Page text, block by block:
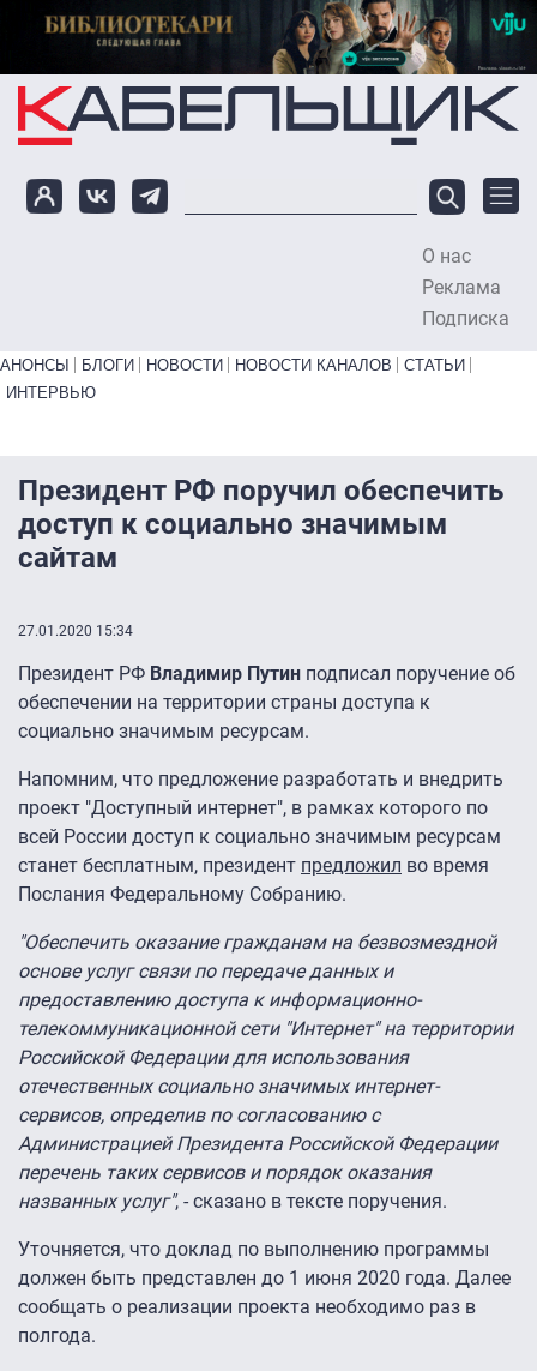
Перейти к основному содержанию
О нас
Реклама
Подписка
Primary links bottom
АНОНСЫ БЛОГИ НОВОСТИ НОВОСТИ КАНАЛОВ
СТАТЬИ
ИНТЕРВЬЮ
Президент РФ поручил обеспечить
доступ к социально значимым
сайтам
27.01.2020 15:34
Президент РФ Владимир Путин подписал поручение об
обеспечении на территории страны доступа к
социально значимым ресурсам.
Напомним, что предложение разработать и внедрить
проект "Доступный интернет", в рамках которого по
всей России доступ к социально значимым ресурсам
станет бесплатным, президент предложил во время
Послания Федеральному Собранию.
"Обеспечить оказание гражданам на безвозмездной
основе услуг связи по передаче данных и
предоставлению доступа к информационно-
телекоммуникационной сети "Интернет" на территории
Российской Федерации для использования
отечественных социально значимых интернет-
сервисов, определив по согласованию с
Администрацией Президента Российской Федерации
перечень таких сервисов и порядок оказания
названных услуг", - сказано в тексте поручения.
Уточняется, что доклад по выполнению программы
должен быть представлен до 1 июня 2020 года. Далее
сообщать о реализации проекта необходимо раз в
полгода.